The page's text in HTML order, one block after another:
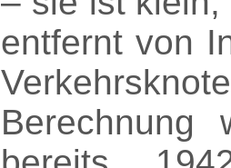
entfernt von
Berechnung